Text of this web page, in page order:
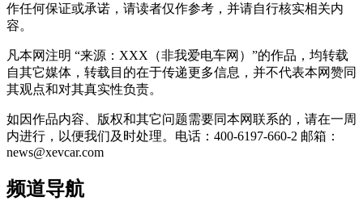
作任何保证或承诺，请读者仅作参考，并请自行核实相关内
容。
凡本网注明 “来源：XXX（非我爱电车网）”的作品，均转载
自其它媒体，转载目的在于传递更多信息，并不代表本网赞同
其观点和对其真实性负责。
如因作品内容、版权和其它问题需要同本网联系的，请在一周
内进行，以便我们及时处理。电话：400-6197-660-2 邮箱：
news@xevcar.com
频道导航